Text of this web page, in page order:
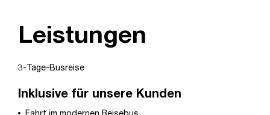
Leistungen
3-Tage-Busreise
Inklusive für unsere Kunden
Fahrt im modernen Reisebus